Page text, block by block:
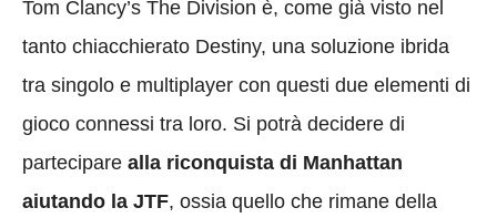
Tom Clancy’s The Division è, come già visto nel
tanto chiacchierato Destiny, una soluzione ibrida
tra singolo e multiplayer con questi due elementi di
gioco connessi tra loro. Si potrà decidere di
partecipare alla riconquista di Manhattan
aiutando la JTF, ossia quello che rimane della